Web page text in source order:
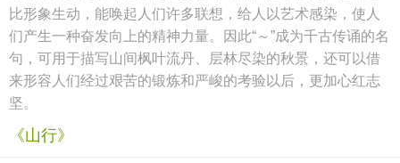
比形象生动，能唤起人们许多联想，给人以艺术感染，使人
们产生一种奋发向上的精神力量。因此“～”成为千古传诵的名
句，可用于描写山间枫叶流丹、层林尽染的秋景，还可以借
来形容人们经过艰苦的锻炼和严峻的考验以后，更加心红志
坚。
《山行》